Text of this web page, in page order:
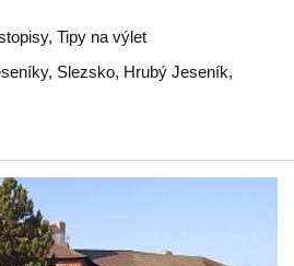
Tipy na výlet
, Slezsko, Hrubý Jeseník,